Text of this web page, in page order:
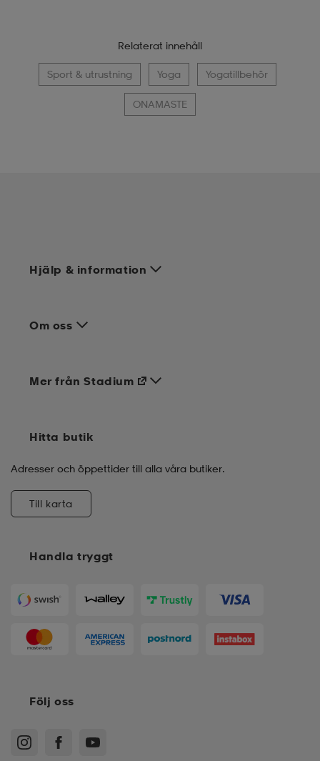
Relaterat innehåll
Sport & utrustning Yoga Yogatillbehör
ONAMASTE
Hjälp & information
Om oss
Handla tryggt
Mer från Stadium
Hitta butik
Adresser och öppettider till alla våra butiker.
Till karta
Följ oss